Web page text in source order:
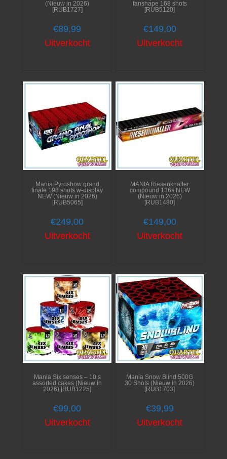
(Nieuw in 2026)
[RUB1727]
€89,99
Uitverkocht
fanshape 168 shots
[RUB5120]
€149,00
Uitverkocht
Mania Pyroshow grand
finale 198 shots w-display
NEW (Nieuw in 2026)
[RUB5065]
€249,00
Uitverkocht
MANIA Riesenknaller
compound 136s NEW
(Nieuw in 2026)
[RUB1480]
€149,00
Uitverkocht
Mania Six senses – 10.s
assorted cakes (Nieuw in
2026) [RUB1225]
€99,00
Uitverkocht
Mania Snow Blind 500G
30 Shots (Nieuw in 2026)
[RUB1703]
€39,99
Uitverkocht